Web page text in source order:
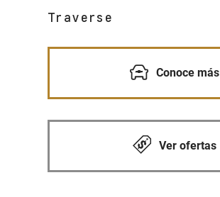
Traverse
Conoce más
Ver ofertas